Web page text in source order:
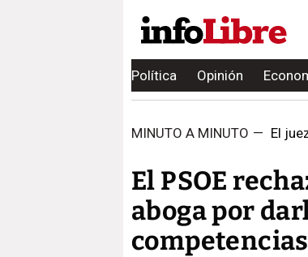
Política Opinión
MINUTO A MINUTO — El
El PSOE
aboga por
competencias